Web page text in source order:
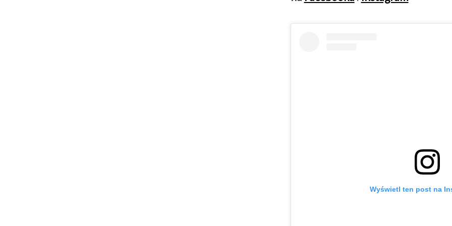
Wyświetl ten post na